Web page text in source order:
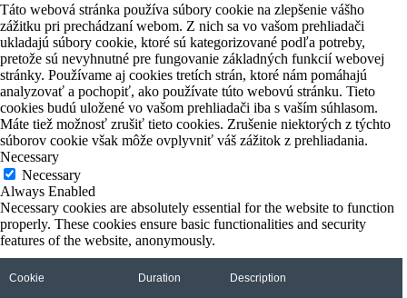
Táto webová stránka používa súbory cookie na zlepšenie vášho
zážitku pri prechádzaní webom. Z nich sa vo vašom prehliadači
ukladajú súbory cookie, ktoré sú kategorizované podľa potreby,
pretože sú nevyhnutné pre fungovanie základných funkcií webovej
stránky. Používame aj cookies tretích strán, ktoré nám pomáhajú
analyzovať a pochopiť, ako používate túto webovú stránku. Tieto
cookies budú uložené vo vašom prehliadači iba s vaším súhlasom.
Máte tiež možnosť zrušiť tieto cookies. Zrušenie niektorých z týchto
súborov cookie však môže ovplyvniť váš zážitok z prehliadania.
Necessary
Necessary
Always Enabled
Necessary cookies are absolutely essential for the website to function
properly. These cookies ensure basic functionalities and security
features of the website, anonymously.
Cookie Duration Description